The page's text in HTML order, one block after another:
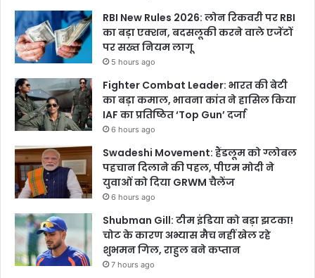
RBI New Rules 2026: लोन रिकवरी पर RBI
का बड़ा एक्शन, बदसलूकी करने वाले एजेंटों
पर सख्त नियम लागू
5 hours ago
Fighter Combat Leader: भारत की बेटी
का बड़ा कमाल, भावना कांत ने हासिल किया
IAF का प्रतिष्ठित ‘Top Gun’ दर्जा
6 hours ago
Swadeshi Movement: हैंडलूम को ग्लोबल
पहचान दिलाने की पहल, पीएम मोदी ने
युवाओं को दिया GRWM चैलेंज
6 hours ago
Shubman Gill: टीम इंडिया को बड़ा झटका!
चोट के कारण अभ्यास मैच नहीं खेल रहे
शुभमन गिल, राहुल बने कप्तान
7 hours ago